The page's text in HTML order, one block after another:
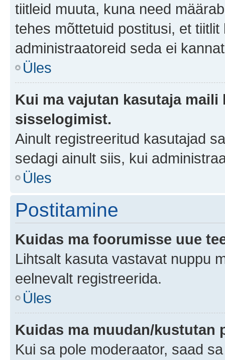
tiitleid muuta, kuna need
tehes mõttetuid postitusi, et
administraatoreid seda ei
Üles
Kui ma vajutan kasutaja
sisselogimist.
Ainult registreeritud kasutajad
sedagi ainult siis, kui
Üles
Postitamine
Kuidas ma foorumisse uue
Lihtsalt kasuta vastavat nuppu
eelnevalt registreerida.
Üles
Kuidas ma muudan/kustutan
Kui sa pole moderaator, saad